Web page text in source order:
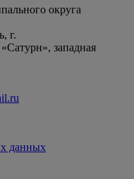
округа
г.
западная
данных